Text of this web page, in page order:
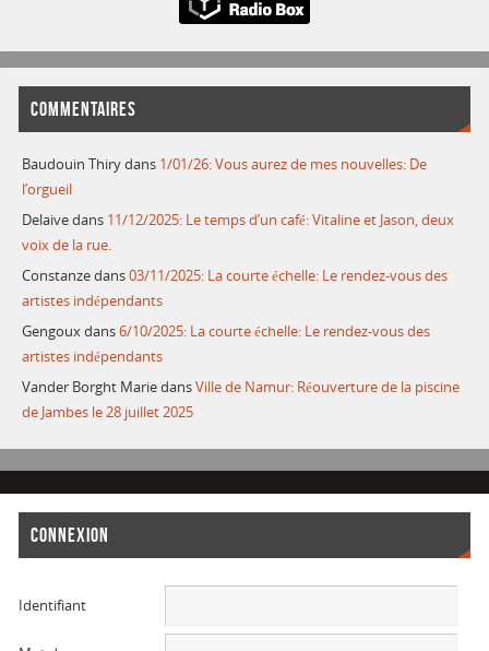
COMMENTAIRES
Baudouin Thirydans 1/01/26: Vous aurez de mes nouvelles: De
l’orgueil
Delaivedans 11/12/2025: Le temps d’un café: Vitaline et Jason, deux
voix de la rue.
Constanzedans03/11/2025: La courte échelle: Le rendez-vous des
artistes indépendants
Gengouxdans6/10/2025: La courte échelle: Le rendez-vous des
artistes indépendants
Vander Borght MariedansVille de Namur: Réouverture de la piscine
de Jambes le 28 juillet 2025
CONNEXION
Identifiant